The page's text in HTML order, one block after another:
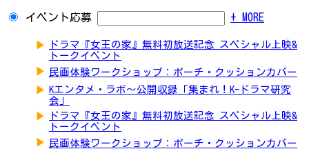
イベント応募 + MORE
▶
ドラマ『女王の家』無料初放送記念 スペシャル上映&
トークイベント
▶ 民画体験ワークショップ：ポーチ・クッションカバー
▶ Kエンタメ・ラボ～公開収録「集まれ！K-ドラマ研究
会」
▶
ドラマ『女王の家』無料初放送記念 スペシャル上映&
トークイベント
▶ 民画体験ワークショップ：ポーチ・クッションカバー